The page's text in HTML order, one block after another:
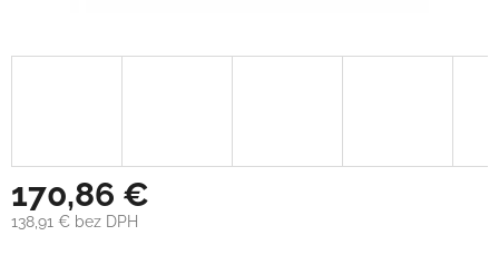
170,86 €
138,91 € bez DPH